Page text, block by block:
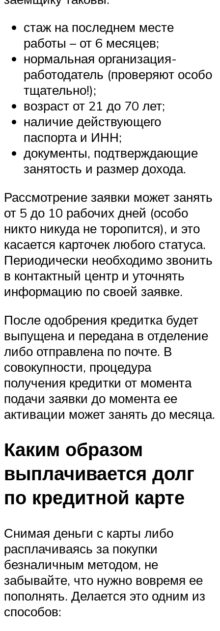
стаж на последнем месте
работы – от 6 месяцев;
нормальная организация-
работодатель (проверяют особо
тщательно!);
возраст от 21 до 70 лет;
наличие действующего
паспорта и ИНН;
документы, подтверждающие
занятость и размер дохода.
Рассмотрение заявки может занять
от 5 до 10 рабочих дней (особо
никто никуда не торопится), и это
касается карточек любого статуса.
Периодически необходимо звонить
в контактный центр и уточнять
информацию по своей заявке.
После одобрения кредитка будет
выпущена и передана в отделение
либо отправлена по почте. В
совокупности, процедура
получения кредитки от момента
подачи заявки до момента ее
активации может занять до месяца.
Каким образом
выплачивается долг
по кредитной карте
Снимая деньги с карты либо
расплачиваясь за покупки
безналичным методом, не
забывайте, что нужно вовремя ее
пополнять. Делается это одним из
способов: